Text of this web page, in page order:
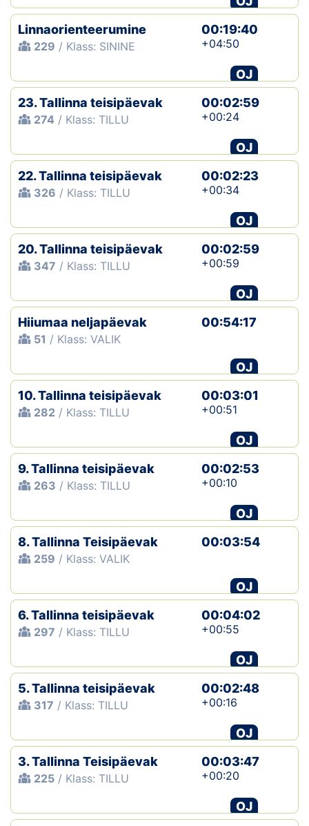
Linnaorienteerumine
229 / Klass: SININE
00:19:40
+04:50
OJ
23. Tallinna teisipäevak
274 / Klass: TILLU
00:02:59
+00:24
OJ
22. Tallinna teisipäevak
326 / Klass: TILLU
00:02:23
+00:34
OJ
20. Tallinna teisipäevak
347 / Klass: TILLU
00:02:59
+00:59
OJ
Hiiumaa neljapäevak
51 / Klass: VALIK
00:54:17
OJ
10. Tallinna teisipäevak
282 / Klass: TILLU
00:03:01
+00:51
OJ
9. Tallinna teisipäevak
263 / Klass: TILLU
00:02:53
+00:10
OJ
8. Tallinna Teisipäevak
259 / Klass: VALIK
00:03:54
OJ
6. Tallinna teisipäevak
297 / Klass: TILLU
00:04:02
+00:55
OJ
5. Tallinna teisipäevak
317 / Klass: TILLU
00:02:48
+00:16
OJ
3. Tallinna Teisipäevak
225 / Klass: TILLU
00:03:47
+00:20
OJ